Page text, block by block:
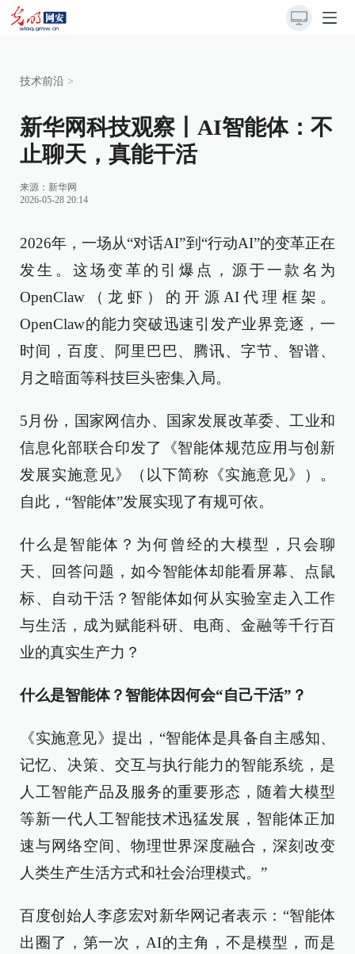
技术前沿 >
新华网科技观察丨AI智能体：不
止聊天，真能干活
来源： 新华网
2026-05-28 20:14
2026年，一场从“对话AI”到“行动AI”的变革正在
发生。这场变革的引爆点，源于一款名为
OpenClaw（龙虾）的开源AI代理框架。
OpenClaw的能力突破迅速引发产业界竞逐，一
时间，百度、阿里巴巴、腾讯、字节、智谱、
月之暗面等科技巨头密集入局。
5月份，国家网信办、国家发展改革委、工业和
信息化部联合印发了《智能体规范应用与创新
发展实施意见》（以下简称《实施意见》）。
自此，“智能体”发展实现了有规可依。
什么是智能体？为何曾经的大模型，只会聊
天、回答问题，如今智能体却能看屏幕、点鼠
标、自动干活？智能体如何从实验室走入工作
与生活，成为赋能科研、电商、金融等千行百
业的真实生产力？
什么是智能体？智能体因何会“自己干活”？
《实施意见》提出，“智能体是具备自主感知、
记忆、决策、交互与执行能力的智能系统，是
人工智能产品及服务的重要形态，随着大模型
等新一代人工智能技术迅猛发展，智能体正加
速与网络空间、物理世界深度融合，深刻改变
人类生产生活方式和社会治理模式。”
百度创始人李彦宏对新华网记者表示：“智能体
出圈了，第一次，AI的主角，不是模型，而是